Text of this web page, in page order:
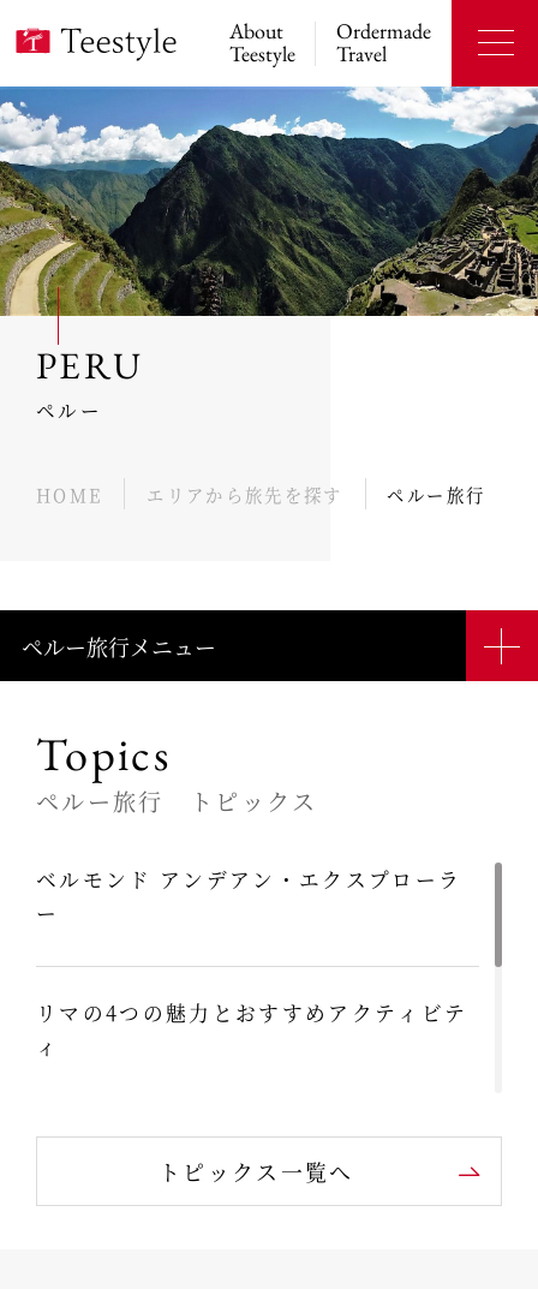
About
Teestyle
Ordermade
Travel
PERU
ペルー
HOME エリアから旅先を探す ペルー旅行
ペルー旅行メニュー
Topics
ペルー旅行 トピックス
ベルモンド アンデアン・エクスプローラ
ー
リマの4つの魅力とおすすめアクティビテ
ィ
チチカカ湖への玄関口・プーノへ出かけま
せんか（ペルー）トピックス一覧へ